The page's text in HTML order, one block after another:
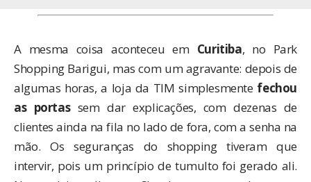
A mesma coisa aconteceu em Curitiba, no Park
Shopping Barigui, mas com um agravante: depois de
algumas horas, a loja da TIM simplesmente fechou
as portassem dar explicações, com dezenas de
clientes ainda na fila no lado de fora, com a senha na
mão. Os seguranças do shopping tiveram que
intervir, pois um princípio de tumulto foi gerado ali.